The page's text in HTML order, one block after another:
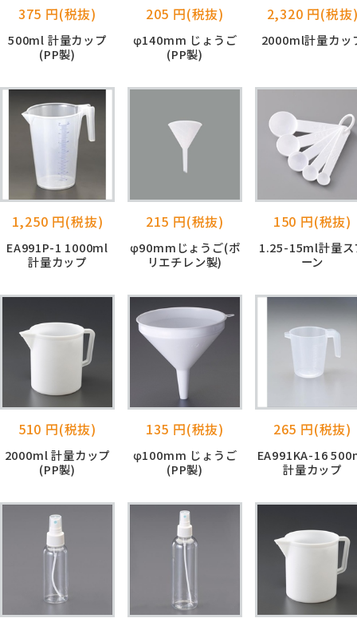
375 円(税抜)
500ml 計量カップ
(PP製)
205 円(税抜)
φ140mm じょうご
(PP製)
2,320 円(税抜
2000ml計量カッ
1,250 円(税抜)
EA991P-1 1000ml
計量カップ
215 円(税抜)
φ90mmじょうご(ポ
リエチレン製)
150 円(税抜)
1.25-15ml計量ス
ーン
510 円(税抜)
2000ml 計量カップ
(PP製)
135 円(税抜)
φ100mm じょうご
(PP製)
265 円(税抜)
EA991KA-16
計量カップ